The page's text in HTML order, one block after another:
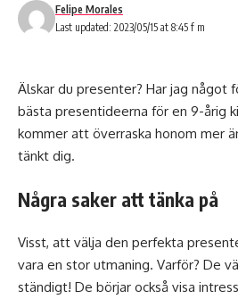
Last updated: 2023/05/15 at 8:45 f m
Felipe Morales
Älskar du presenter? Har jag något
bästa presentideerna för en 9-årig
kommer att överraska honom mer
tänkt dig.
Några saker att tänka på
Visst, att välja den perfekta
vara en stor utmaning. Varför? De
ständigt! De börjar också visa